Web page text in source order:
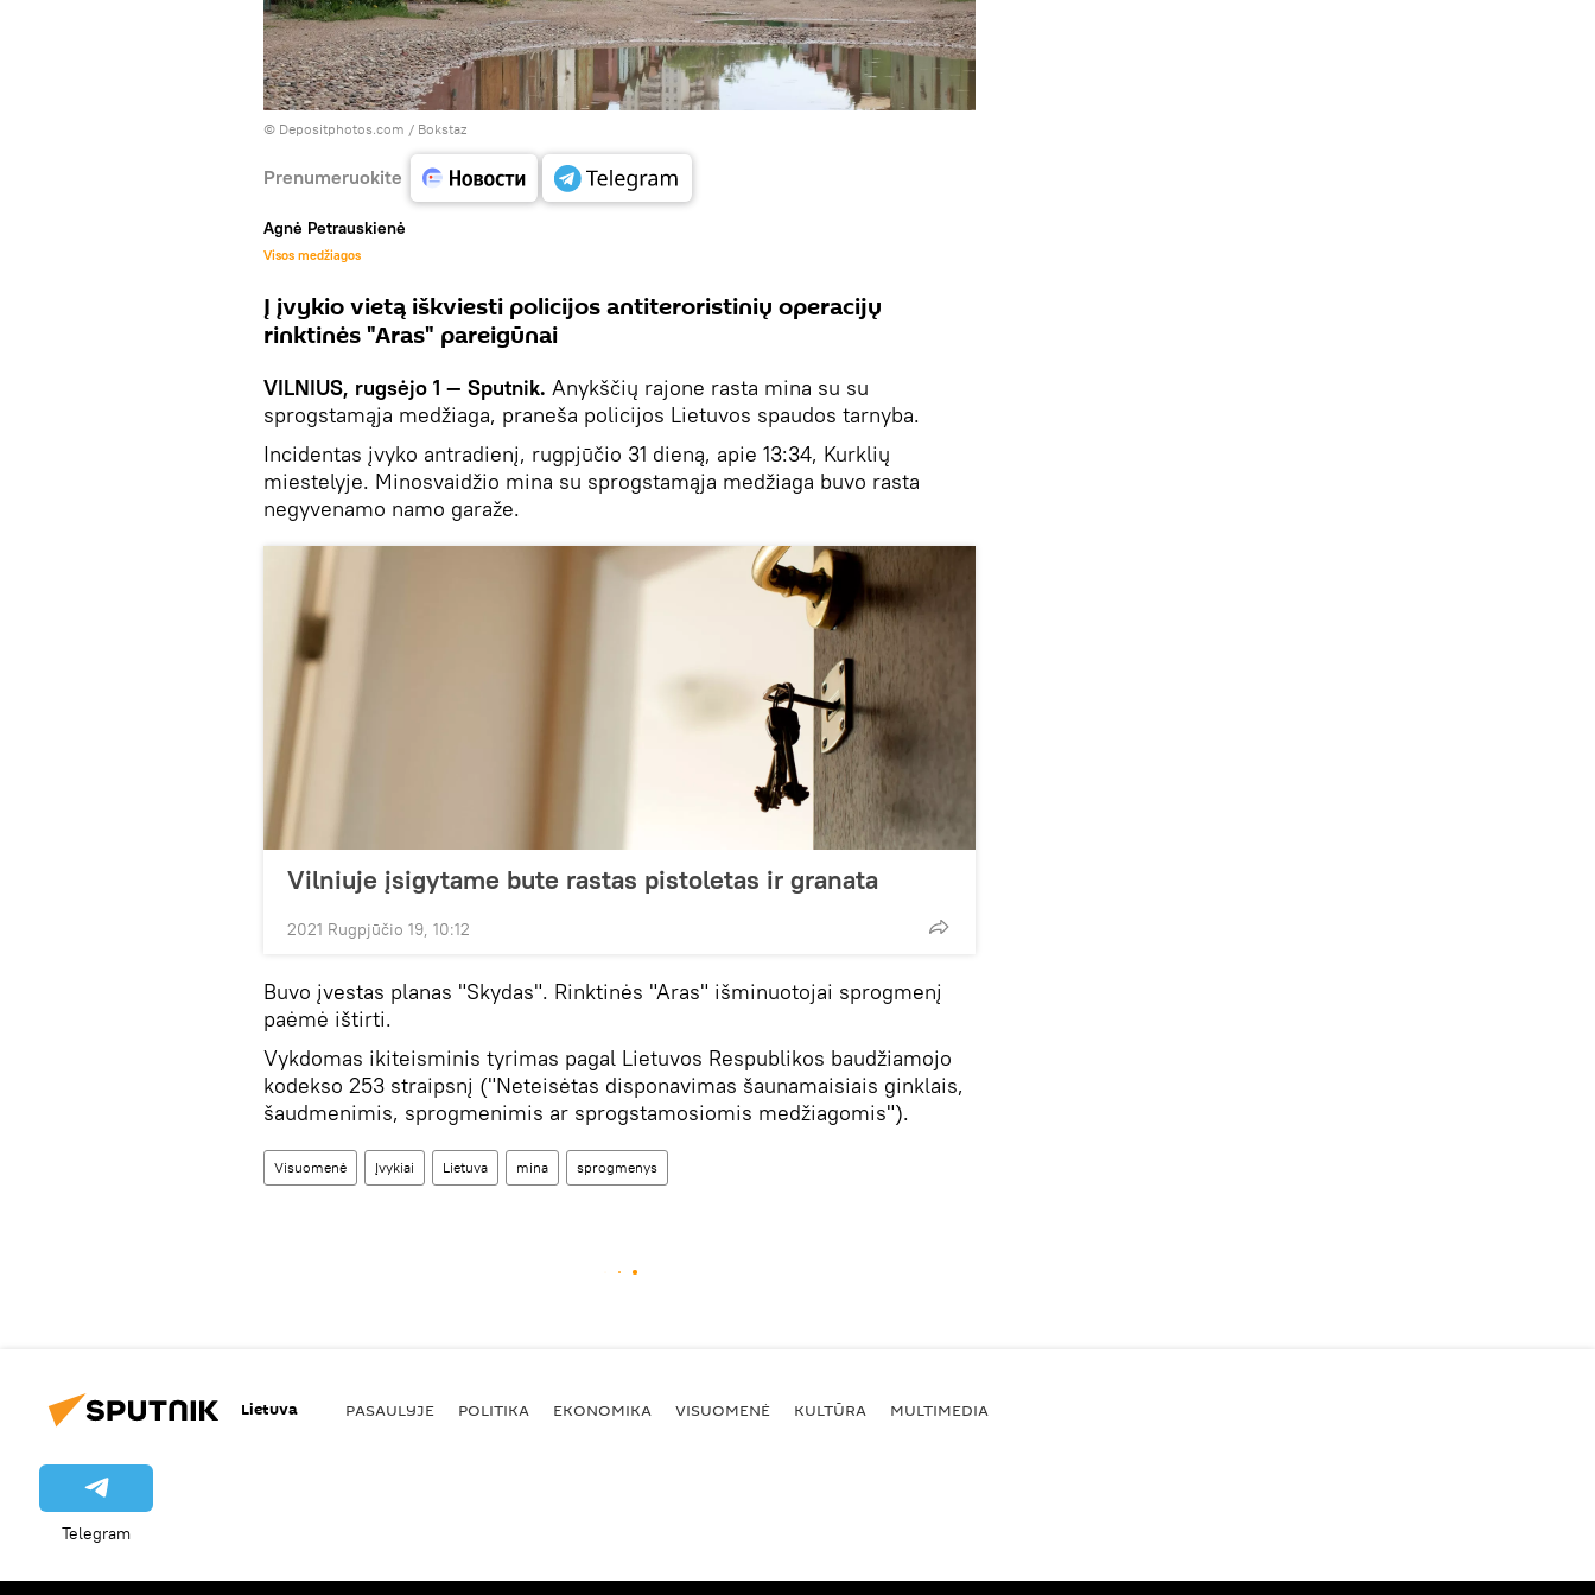
© Depositphotos.com / Bokstaz
Prenumeruokite
Agnė Petrauskienė
Visos medžiagos
Į įvykio vietą iškviesti policijos antiteroristinių operacijų
rinktinės "Aras" pareigūnai
VILNIUS, rugsėjo 1 — Sputnik. Anykščių rajone rasta mina su su
sprogstamąja medžiaga, praneša policijos Lietuvos spaudos tarnyba.
Incidentas įvyko antradienį, rugpjūčio 31 dieną, apie 13:34, Kurklių
miestelyje. Minosvaidžio mina su sprogstamąja medžiaga buvo rasta
negyvenamo namo garaže.
Vilniuje įsigytame bute rastas pistoletas ir granata
2021 Rugpjūčio 19, 10:12
Buvo įvestas planas "Skydas". Rinktinės "Aras" išminuotojai sprogmenį
paėmė ištirti.
Vykdomas ikiteisminis tyrimas pagal Lietuvos Respublikos baudžiamojo
kodekso 253 straipsnį ("Neteisėtas disponavimas šaunamaisiais ginklais,
šaudmenimis, sprogmenimis ar sprogstamosiomis medžiagomis").
Visuomenė Įvykiai Lietuva mina sprogmenys
Lietuva PASAULYJE POLITIKA EKONOMIKA VISUOMENĖ KULTŪRA MULTIMEDIA
Telegram